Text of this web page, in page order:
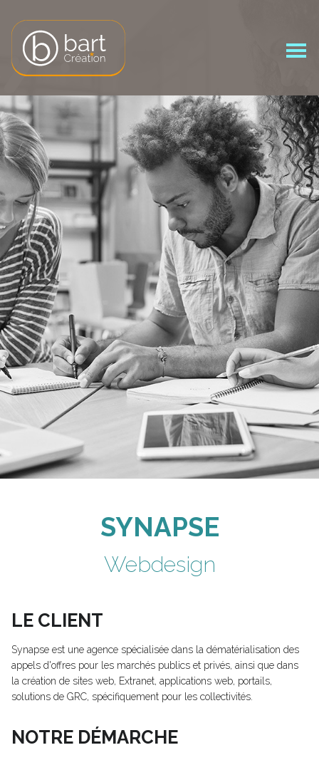
SYNAPSE
Webdesign
LE CLIENT
Synapse est une agence spécialisée dans la dématérialisation des
appels d'offres pour les marchés publics et privés, ainsi que dans
la création de sites web, Extranet, applications web, portails,
solutions de GRC, spécifiquement pour les collectivités.
NOTRE DÉMARCHE